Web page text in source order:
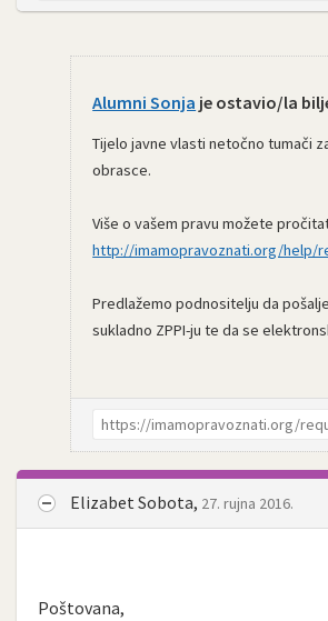
Alumni Sonja je ostavio/la
Tijelo javne vlasti netočno tumači
obrasce.
Više o vašem pravu možete
http://imamopravoznati.org/help/
Predlažemo podnositelju da
sukladno ZPPI-ju te da se
Elizabet Sobota, 27. rujna 2016.
Poštovana,